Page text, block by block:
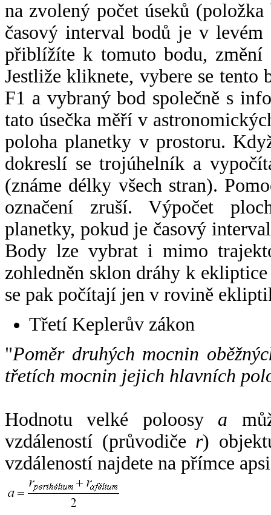
na zvolený počet úseků
časový interval bodů je v
přiblížíte k tomuto bodu,
Jestliže kliknete, vybere se tento
F1 a vybraný bod společně s
tato úsečka měří v
poloha planetky v prostoru.
dokreslí se trojúhelník a
(známe délky všech stran).
označení zruší. Výpočet
planetky, pokud je časový
Body lze vybrat i mimo
zohledněn sklon dráhy k
se pak počítají jen v rovině
Třetí Keplerův zákon
"Poměr druhých mocnin
třetích mocnin jejich hlavních
Hodnotu velké poloosy a
vzdáleností (průvodiče r)
vzdáleností najdete na přímce